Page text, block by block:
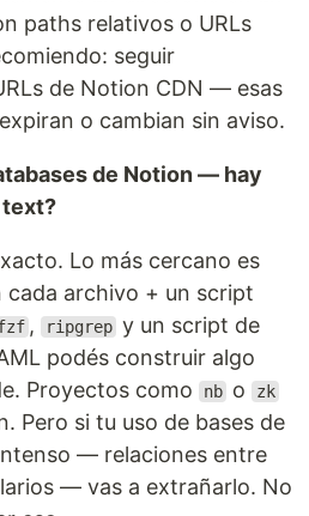
paths relativos o URLs
seguir
de Notion CDN — esas
o cambian sin aviso.
de Notion — hay
Lo más cercano es
archivo + un script
, ripgrep y un script de
podés construir algo
Proyectos como
nb o zk
Pero si tu uso de bases de
— relaciones entre
— vas a extrañarlo. No